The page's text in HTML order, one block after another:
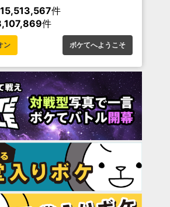
件
件
ン ボケてへようこそ